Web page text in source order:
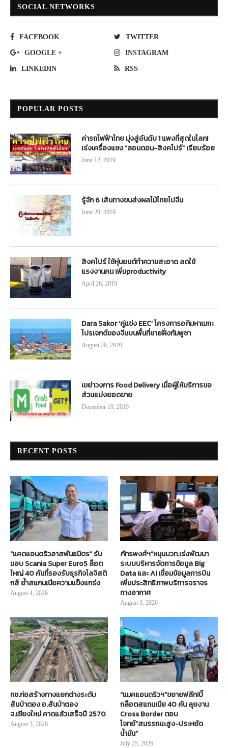
SOCIAL NETWORKS
FACEBOOK TWITTER
GOOGLE + INSTAGRAM
LINKEDIN RSS
POPULAR POSTS
ค่ารถไฟฟ้าไทย มุ่งสู่อันดับ 1 แพงที่สุดในโลก!
เร่งเครื่องแซง “ลอนดอน-สิงคโปร์” เรียบร้อย
June 12, 2019
รู้จัก 6 เส้นทางขนส่งผลไม้ไทยไปจีน
June 20, 2019
สิงคโปร์ ใช้หุ่นยนต์ทำความสะอาด ลดใช้
แรงงานคน เพิ่มproductivity
April 26, 2019
Dara Sakor ‘คู่แข่ง EEC’ โครงการอภิมหาเมกะ
โปรเจกต์ของจีนบนพื้นที่ชายฝั่งกัมพูชา
August 20, 2020
เขย่าวงการ Food Delivery เมื่อผู้ให้บริการขอ
ส่วนแบ่งยอดขาย
December 19, 2019
RECENT POSTS
“แคดแอนดริวลาสพันธมิตร” รับ
มอบ Scania Super Euro5 ล็อต
ใหญ่ 40 คันที่รองรับธุรกิจโลจิสติ
กส์ ย้ำสแกนเนียความแข็งแกร่ง
August 4, 2026
ภัทรพงศ์ฯ”หนุนบวท.เร่งพัฒนา
ระบบบริหารจัดการข้อมูล Big
Data และ AI เชื่อมข้อมูลการบิน
เพิ่มประสิทธิภาพบริการจราจร
ทางอากาศ
August 3, 2026
ทช.ก่อสร้างทางแยกต่างระดับ
สันป่าตอง อ.สันป่าตอง
จ.เชียงใหม่ คาดแล้วเสร็จปี 2570
August 3, 2026
“แมคแอนดริวฯ”ขยายฟลีท!บิ๊
กล็อตสแกนเนีย 40 คัน ลุยงาน
Cross Border ตอบ
โจทย์“สมรรถนะสูง-ประหยัด
น้ำมัน”
July 25, 2026